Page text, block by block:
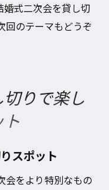
婚式二次会を貸し切
回のテーマもどうぞ
りで楽し
スポット
会をより特別なもの